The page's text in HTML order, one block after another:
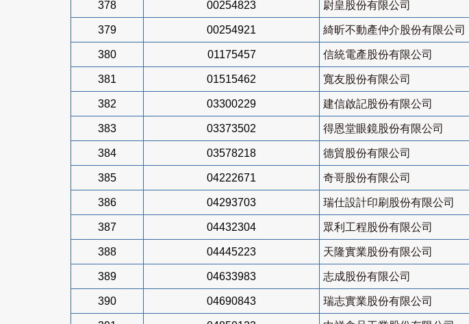
378 00254823 尉皇股份有限公司
379 00254921 綺昕不動產仲介股份有限公司
380 01175457 信統電產股份有限公司
381 01515462 寬友股份有限公司
382 03300229 建信啟記股份有限公司
383 03373502 得恩堂眼鏡股份有限公司
384 03578218 德貿股份有限公司
385 04222671 奇哥股份有限公司
386 04293703 瑞仕設計印刷股份有限公司
387 04432304 眾利工程股份有限公司
388 04445223 天隆實業股份有限公司
389 04633983 志成股份有限公司
390 04690843 瑞志實業股份有限公司